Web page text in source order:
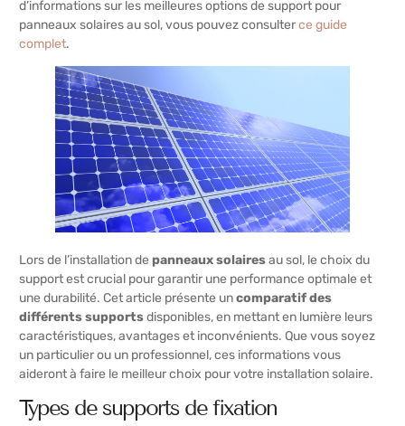
d’informations sur les meilleures options de support pour
panneaux solaires au sol, vous pouvez consulterce guide
complet.
Lors de l’installation de panneaux solairesau sol, le choix du
support est crucial pour garantir une performance optimale et
une durabilité. Cet article présente uncomparatif des
différents supportsdisponibles, en mettant en lumière leurs
caractéristiques, avantages et inconvénients. Que vous soyez
un particulier ou un professionnel, ces informations vous
aideront à faire le meilleur choix pour votre installation solaire.
Types de supports de fixation